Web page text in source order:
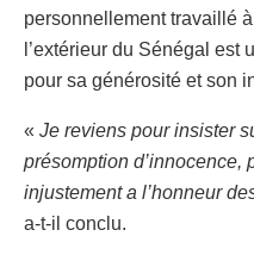
personnellement travaillé
l’extérieur du Sénégal est
pour sa générosité et son
« Je reviens pour insister
présomption d’innocence,
injustement a l’honneur
a-t-il conclu.